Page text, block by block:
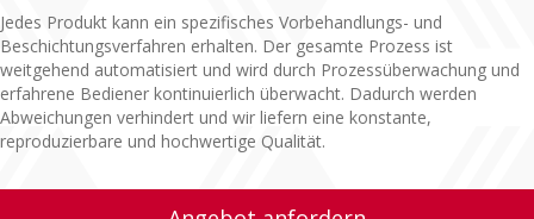
Jedes Produkt kann ein spezifisches Vorbehandlungs- und
Beschichtungsverfahren erhalten. Der gesamte Prozess ist
weitgehend automatisiert und wird durch Prozessüberwachung und
erfahrene Bediener kontinuierlich überwacht. Dadurch werden
Abweichungen verhindert und wir liefern eine konstante,
reproduzierbare und hochwertige Qualität.